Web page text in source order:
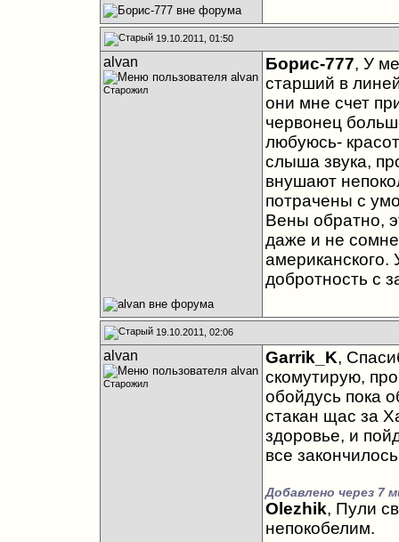
19.10.2011, 01:50
alvan
Старожил
Борис-777, У
старший в
они мне счет
червонец
любуюсь-
слыша звука,
внушают
потрачены с
Вены обратно,
даже и не
американского.
добротность с
19.10.2011, 02:06
alvan
Старожил
Garrik_K,
скомутирую,
обойдусь пока
стакан щас за
здоровье, и
все
Добавлено через 7
Olezhik, Пули
непокобелим.